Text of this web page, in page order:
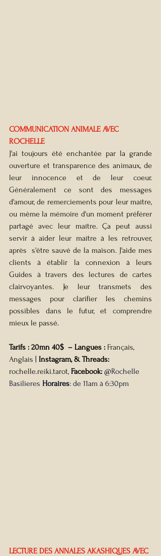
COMMUNICATION ANIMALE AVEC
ROCHELLE
J'ai toujours été enchantée par la grande
ouverture et transparence des animaux, de
leur innocence et de leur coeur.
Généralement ce sont des messages
d'amour, de remerciements pour leur maître,
ou même la mémoire d'un moment préférer
partagé avec leur maître. Ça peut aussi
servir à aider leur maître à les retrouver,
après  s'être sauvé de la maison. J'aide mes
clients à établir la connexion à leurs
Guides à travers des lectures de cartes
clairvoyantes. Je leur transmets des
messages pour clarifier les chemins
possibles dans le futur, et comprendre
mieux le passé.
Tarifs : 20mn 40$  – Langues : Français,
Anglais | Instagram, & Threads:
rochelle.reiki.tarot, Facebook: @Rochelle
Basilieres Horaires: de 11am à 6:30pm
LECTURE DES ANNALES AKASHIQUES AVEC